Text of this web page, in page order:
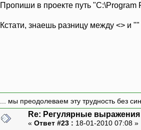
Пропиши в проекте путь "C:\Program
Кстати, знаешь разницу между <> и
... мы преодолеваем эту трудность без
Re: Регулярные
« Ответ #23 : 18-01-2010 07:08 »